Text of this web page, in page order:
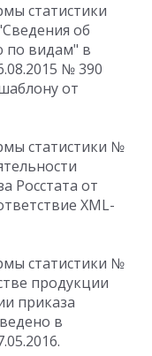
статистики
об
по видам" в
№ 390
от
статистики №
Росстата от
XML-
статистики №
продукции
приказа
в